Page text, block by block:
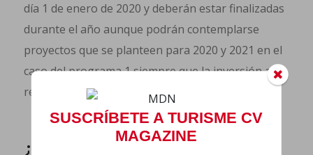
SUSCRÍBETE A TURISME CV
MAGAZINE
día 1 de enero de 2020 y deberán estar finalizadas
durante el año aunque podrán contemplarse
proyectos que se planteen para 2020 y 2021 en el
caso del programa 1 siempre que la inversión a
realizar sea superior a 70.000 euros.
¿CÓMO SE VALORAN